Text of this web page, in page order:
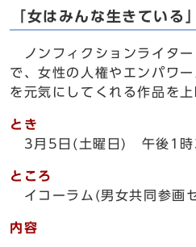
「女はみんな生きている」
ノンフィクションライター
で、女性の人権やエンパワ
を元気にしてくれる作品を上
とき
3月5日(土曜日) 午後1時
ところ
イコーラム(男女共同参画
内容